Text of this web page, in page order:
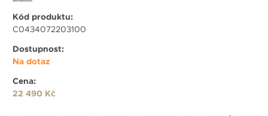
Kód produktu:
C0434072203100
Dostupnost:
Na dotaz
Cena:
22 490 Kč